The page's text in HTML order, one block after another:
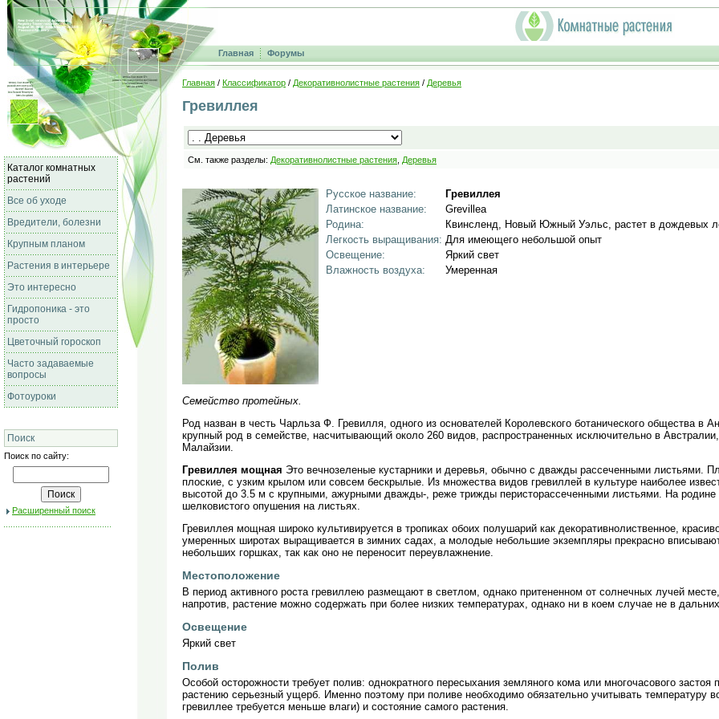
Главная Форумы
Каталог комнатных
растений
Все об уходе
Вредители, болезни
Крупным планом
Растения в интерьере
Это интересно
Гидропоника - это
просто
Цветочный гороскоп
Часто задаваемые
вопросы
Фотоуроки
Поиск
Поиск по сайту:
Расширенный поиск
Главная / Классификатор / Декоративнолистные растения / Деревья
Гревиллея
См. также разделы: Декоративнолистные растения Деревья
Русское название:
Гревиллея
Латинское название:
Grevillea
Родина:
Квинсленд, Новый Южный Уэльс, растет в дождевых
Легкость выращивания: Для имеющего небольшой опыт
Освещение:
Яркий свет
Влажность воздуха:
Умеренная
Семейство протейных.
Род назван в честь Чарльза Ф. Гревилля, одного из основателей Королевского ботанического общества
крупный род в семействе, насчитывающий около 260 видов, распространенных исключительно в
Малайзии.
Гревиллея мощная Это вечнозеленые кустарники и деревья, обычно с дважды рассеченными листьями.
плоские, с узким крылом или совсем бескрылые. Из множества видов гревиллей в культуре наиболее
высотой до 3.5 м с крупными, ажурными дважды-, реже трижды перисторассеченными листьями. На
шелковистого опушения на листьях.
Гревиллея мощная широко культивируется в тропиках обоих полушарий как декоративнолиственное,
умеренных широтах выращивается в зимних садах, а молодые небольшие экземпляры прекрасно
небольших горшках, так как оно не переносит переувлажнение.
Местоположение
В период активного роста гревиллею размещают в светлом, однако притененном от солнечных лучей
напротив, растение можно содержать при более низких температурах, однако ни в коем случае не в
Освещение
Яркий свет
Полив
Особой осторожности требует полив: однократного пересыхания земляного кома или многочасового
растению серьезный ущерб. Именно поэтому при поливе необходимо обязательно учитывать температуру
гревиллее требуется меньше влаги) и состояние самого растения.